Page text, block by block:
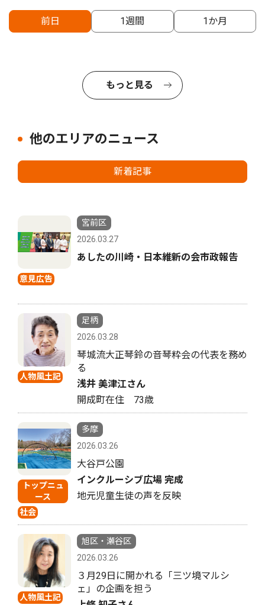
前日 1週間 1か月
もっと見る
他のエリアのニュース
新着記事
意見広告
宮前区
2026.03.27
あしたの川崎・日本維新の会市政報告
人物風土記
足柄
2026.03.28
琴城流大正琴鈴の音琴粋会の代表を務め
る
浅井 美津江さん
開成町在住 73歳
トップニュ
ース
社会
多摩
2026.03.26
大谷戸公園
インクルーシブ広場 完成
地元児童生徒の声を反映
人物風土記
旭区・瀬谷区
2026.03.26
３月29日に開かれる「三ツ境マルシ
ェ」の企画を担う